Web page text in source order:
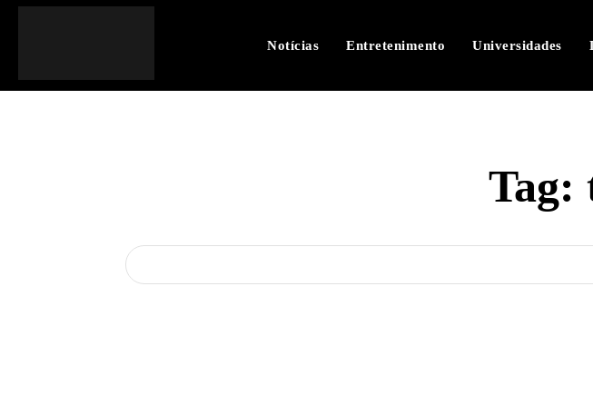
Notícias Entretenimento Universidades
Tag: